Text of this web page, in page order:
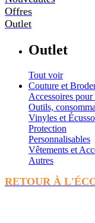
Offres
Outlet
Outlet
Tout voir
Couture et
Accessoires pour
Outils,
Vinyles et
Protection
Personnalisables
Vêtements et
Autres
RETOUR À